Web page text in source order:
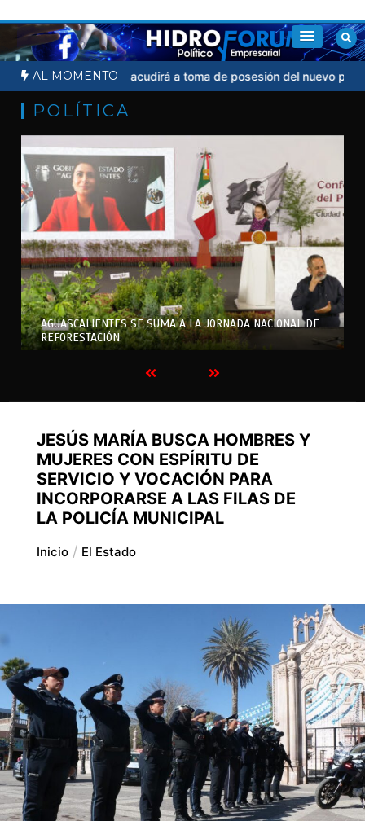
al
contenido
AL MOMENTO
Sheinbaum no acudirá a toma de posesión del nuevo presidente
POLÍTICA
AGUASCALIENTES SE SUMA A LA JORNADA NACIONAL DE
REFORESTACIÓN
JESÚS MARÍA BUSCA HOMBRES Y
MUJERES CON ESPÍRITU DE
SERVICIO Y VOCACIÓN PARA
INCORPORARSE A LAS FILAS DE
LA POLICÍA MUNICIPAL
Inicio El Estado